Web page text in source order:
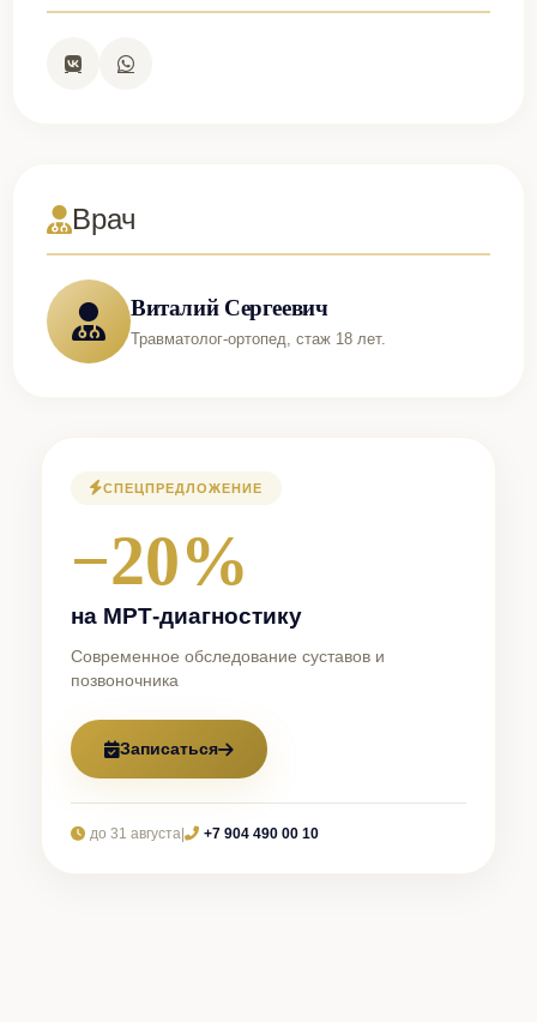
Врач
Виталий Сергеевич
Травматолог-ортопед, стаж 18 лет.
СПЕЦПРЕДЛОЖЕНИЕ
−20%
на МРТ-диагностику
Современное обследование суставов и
позвоночника
Записаться
до 31 августа +7 904 490 00 10